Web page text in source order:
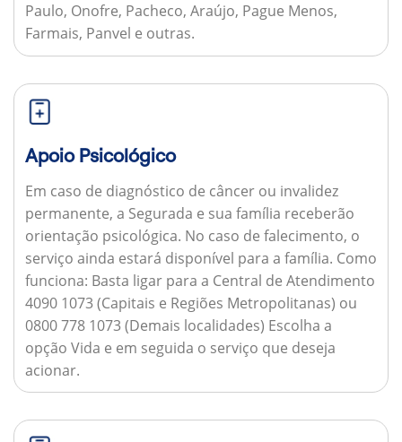
Paulo, Onofre, Pacheco, Araújo, Pague Menos,
Farmais, Panvel e outras.
Apoio Psicológico
Em caso de diagnóstico de câncer ou invalidez
permanente, a Segurada e sua família receberão
orientação psicológica. No caso de falecimento, o
serviço ainda estará disponível para a família. Como
funciona: Basta ligar para a Central de Atendimento
4090 1073 (Capitais e Regiões Metropolitanas) ou
0800 778 1073 (Demais localidades) Escolha a
opção Vida e em seguida o serviço que deseja
acionar.